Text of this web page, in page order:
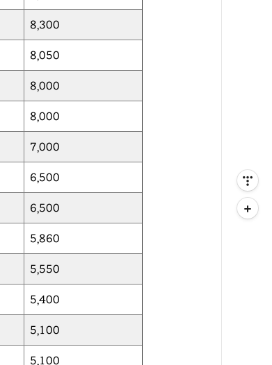
8,300
8,050
8,000
8,000
7,000
6,500
6,500
5,860
5,550
5,400
5,100
5,100